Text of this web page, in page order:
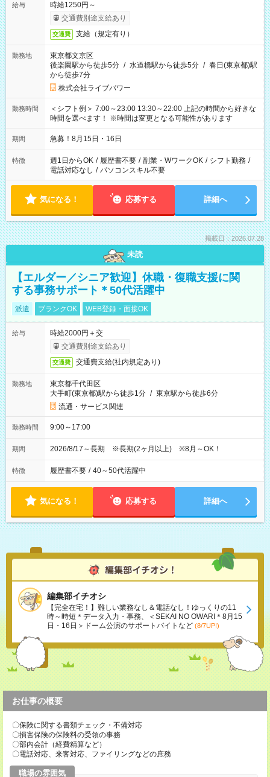
給与
時給1250円～
交通費別途支給あり
交通費 支給（規定有り）
勤務地
東京都文京区
後楽園駅から徒歩5分 / 水道橋駅から徒歩5分 / 春日(東京都)駅
から徒歩7分
株式会社ライブパワー
勤務時間
＜シフト例＞ 7:00～23:00 13:30～22:00 上記の時間から好きな
時間を選べます！ ※時間は変更となる可能性があります
期間 急募！8月15日・16日
特徴 週1日からOK / 履歴書不要 / 副業・WワークOK / シフト勤務 /
電話対応なし / パソコンスキル不要
気になる！ 応募する 詳細へ
掲載日：2026.07.28
未読
【エルダー／シニア歓迎】休職・復職支援に関
する事務サポート＊50代活躍中
派遣 ブランクOK WEB登録・面接OK
給与
時給2000円＋交
交通費別途支給あり
交通費 交通費支給(社内規定あり)
勤務地
東京都千代田区
大手町(東京都)駅から徒歩1分 / 東京駅から徒歩6分
流通・サービス関連
勤務時間 9:00～17:00
期間 2026/8/17～長期 ※長期(2ヶ月以上) ※8月～OK！
特徴 履歴書不要 / 40～50代活躍中
気になる！ 応募する 詳細へ
編集部イチオシ
【完全在宅！】難しい業務なし＆電話なし！ゆっくりの11
時～時短＊データ入力・事務、＜SEKAI NO OWARI＊8月15
日・16日＞ドーム公演のサポートバイトなど (8/7UP!)
お仕事の概要
〇保険に関する書類チェック・不備対応
〇損害保険の保険料の受領の事務
〇部内会計（経費精算など）
〇電話対応、来客対応、ファイリングなどの庶務
職場の雰囲気